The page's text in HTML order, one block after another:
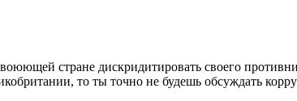
стране дискридитировать своего
то ты точно не будешь обсуждать